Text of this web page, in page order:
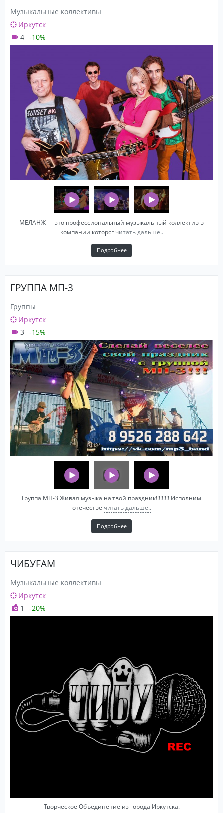
Музыкальные коллективы
Иркутск
4 -10%
МЕЛАНЖ — это профессиональный музыкальный коллектив в
компании которог читать дальше..
Подробнее
ГРУППА МП-3
Группы
Иркутск
3 -15%
Группа МП-3 Живая музыка на твой праздник!!!!!!!!! Исполним
отечестве читать дальше..
Подробнее
ЧИБУFAM
Музыкальные коллективы
Иркутск
1
-20%
Творческое Объединение из города Иркутска.